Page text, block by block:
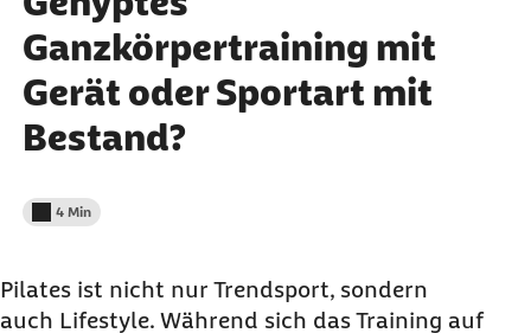
Ganzkörpertraining mit
Gerät oder Sportart mit
Bestand?
Lesedauer weniger als
4 Min
Pilates ist nicht nur Trendsport, sondern
auch Lifestyle. Während sich das Training auf